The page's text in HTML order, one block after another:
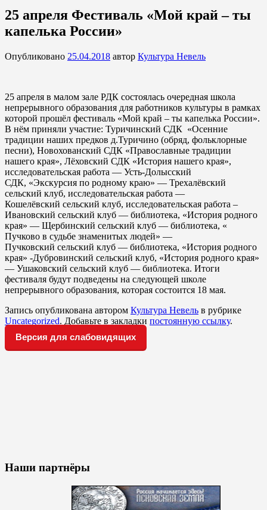
25 апреля Фестиваль «Мой край – ты
капелька России»
Опубликовано 25.04.2018 автор Культура Невель
25 апреля в малом зале РДК состоялась очередная школа
непрерывного образования для работников культуры в рамках
которой прошёл фестиваль «Мой край – ты капелька России».
В нём приняли участие: Туричинский СДК «Осенние
традиции наших предков д.Туричино (обряд, фольклорные
песни), Новохованский СДК «Православные традиции
нашего края», Лёховский СДК «История нашего края»,
исследовательская работа — Усть-Долысский
СДК, «Экскурсия по родному краю» — Трехалёвский
сельский клуб, исследовательская работа —
Кошелёвский сельский клуб, исследовательская работа –
Ивановский сельский клуб — библиотека, «История родного
края» — Щербинский сельский клуб — библиотека, «
Пучково в судьбе знаменитых людей» —
Пучковский сельский клуб — библиотека, «История родного
края» -Дубровинский сельский клуб, «История родного края»
— Ушаковский сельский клуб — библиотека. Итоги
фестиваля будут подведены на следующей школе
непрерывного образования, которая состоится 18 мая.
Запись опубликована автором Культура Невель в рубрике
Uncategorized. Добавьте в закладки постоянную ссылку.
Версия для слабовидящих
Наши партнёры